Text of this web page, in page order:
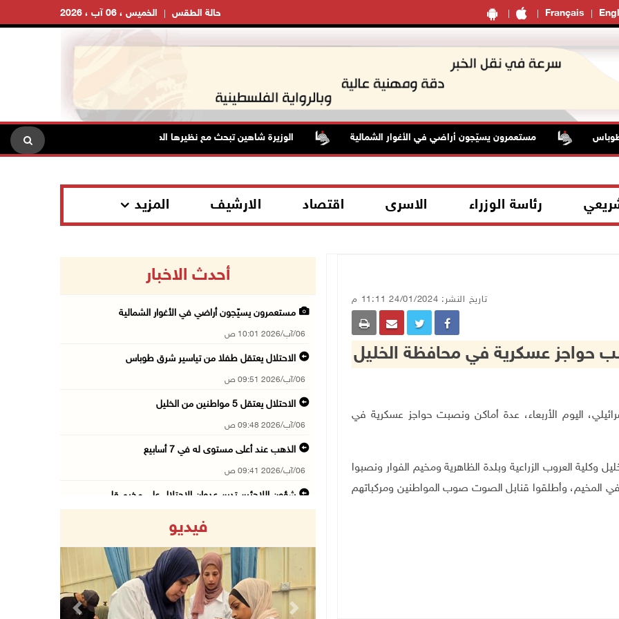
Français الخميس ، 06 آب ، 2026 حالة الطقس
مستعمرون يسيّجون أراضي في الأغوار الشمالية الوزيرة شاهين تبحث مع نظيرها المصري مستجدات الأوضاع وتعزيز التنسيق
رئاسة الوزراء الاسرى اقتصاد الارشيف المزيد
تاريخ النشر: 24/01/2024 11:11 م
حواجز عسكرية في محافظة الخليل
الإسرائيلي، اليوم الأربعاء، عدة أماكن ونصبت حواجز عسكرية في
وكلية العروب الزراعية وبلدة الظاهرية ومخيم الفوار ونصبوا
المخيم، وأطلقوا قنابل الصوت صوب المواطنين ومركباتهم
أحدث الاخبار
مستعمرون يسيّجون أراضي في الأغوار الشمالية
06/آب/2026 10:01 ص
الاحتلال يعتقل طفلا من تياسير شرق طوباس
06/آب/2026 09:51 ص
الاحتلال يعتقل 5 مواطنين من الخليل
06/آب/2026 09:48 ص
الذهب عند أعلى مستوى له في 7 أسابيع
06/آب/2026 09:41 ص
شؤون اللاجئين تدين عدوان الاحتلال على مخيم قل ...
الجريمة الثانية خلال ساعات: قتيل بإطلاق نار ف ...
06/آب/2026 09:27 ص
فيديو
Previous Next